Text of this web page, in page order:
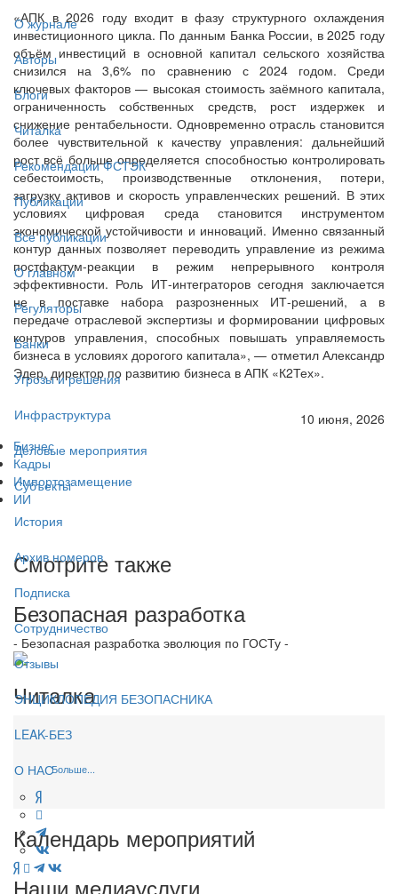
О журнале
Авторы
Блоги
Читалка
Рекомендации ФСТЭК
Публикации
Все публикации
О главном
Регуляторы
Банки
Угрозы и решения
Инфраструктура
Деловые мероприятия
Субъекты
История
Архив номеров
Подписка
Сотрудничество
Отзывы
ЭНЦИКЛОПЕДИЯ БЕЗОПАСНИКА
LEAK-БЕЗ
О НАС
«АПК в 2026 году входит в фазу структурного охлаждения
инвестиционного цикла. По данным Банка России, в 2025 году
объём инвестиций в основной капитал сельского хозяйства
снизился на 3,6% по сравнению с 2024 годом. Среди
ключевых факторов — высокая стоимость заёмного капитала,
ограниченность собственных средств, рост издержек и
снижение рентабельности. Одновременно отрасль становится
более чувствительной к качеству управления: дальнейший
рост всё больше определяется способностью контролировать
себестоимость, производственные отклонения, потери,
загрузку активов и скорость управленческих решений. В этих
условиях цифровая среда становится инструментом
экономической устойчивости и инноваций. Именно связанный
контур данных позволяет переводить управление из режима
постфактум-реакции в режим непрерывного контроля
эффективности. Роль ИТ-интеграторов сегодня заключается
не в поставке набора разрозненных ИТ-решений, а в
передаче отраслевой экспертизы и формировании цифровых
контуров управления, способных повышать управляемость
бизнеса в условиях дорогого капитала», — отметил Александр
Эдер, директор по развитию бизнеса в АПК «К2Тех».
10 июня, 2026
Бизнес
Кадры
Импортозамещение
ИИ
Смотрите также
Безопасная разработка
- Безопасная разработка эволюция по ГОСТу -
Читалка
Больше...
Календарь мероприятий
Наши медиауслуги